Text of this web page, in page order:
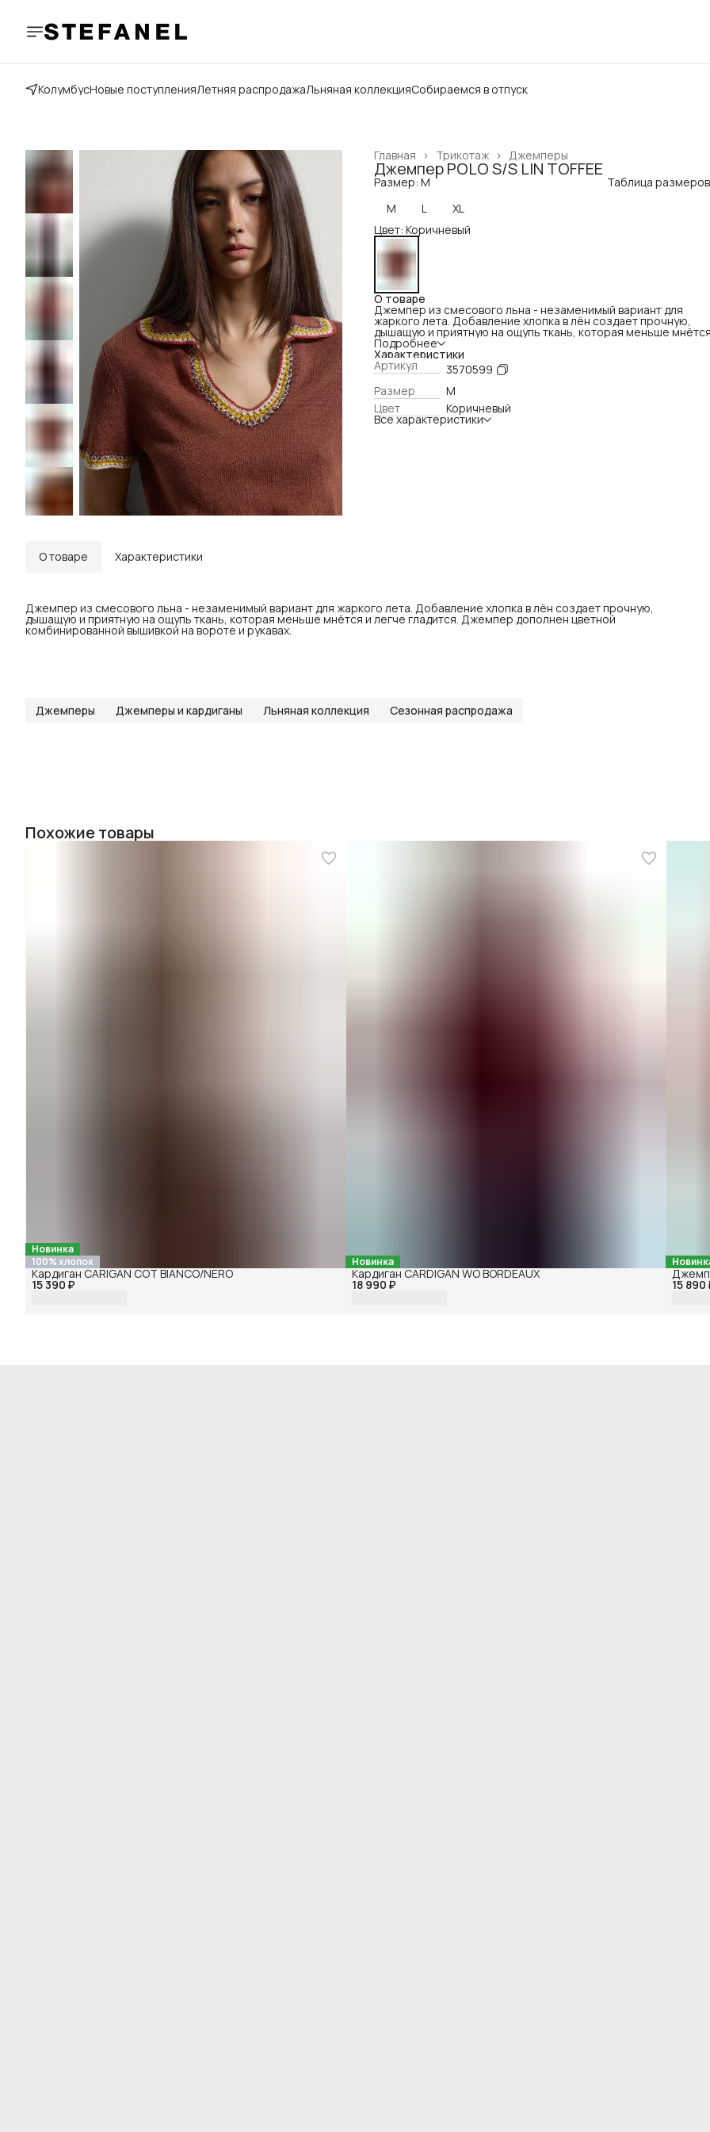
КолумбусНовые поступленияЛетняя распродажаЛьняная коллекцияСобираемся в отпуск
Джемперы
Трикотаж ›
Главная ›
Джемпер POLO S/S LIN TOFFEE
Размер: M
Таблица размеров
M
L
XL
Цвет: Коричневый
О товаре
Джемпер из смесового льна - незаменимый вариант для
жаркого лета. Добавление хлопка в лён создает прочную,
дышащую и приятную на ощупь ткань, которая меньше
легче гладится. Джемпер дополнен цветной комбинированной
вышивкой на вороте и рукавах.
Подробнее
Характеристики
Артикул
3570599
Размер
M
Цвет
Коричневый
Все характеристики
О товаре Характеристики
Джемпер из смесового льна - незаменимый вариант для жаркого лета. Добавление хлопка в лён создает прочную,
дышащую и приятную на ощупь ткань, которая меньше мнётся и легче гладится. Джемпер дополнен цветной
комбинированной вышивкой на вороте и рукавах.
Джемперы Джемперы и кардиганы Льняная коллекция Сезонная распродажа
Похожие товары
Новинка
100% хлопок
15 390 ₽
Кардиган CARIGAN COT BIANCO/NERO
Новинка
18 990 ₽
Кардиган CARDIGAN WO BORDEAUX
15 890